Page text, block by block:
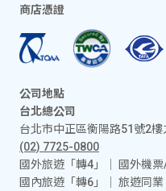
商店憑證
公司地點
台北總公司
台北市中正區衡陽路51號2樓
(02) 7725-0800
國外旅遊「轉4」│ 國外機票/
國內旅遊「轉6」│ 旅遊同業